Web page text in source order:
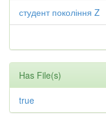
студент покоління Z
Has File(s)
true